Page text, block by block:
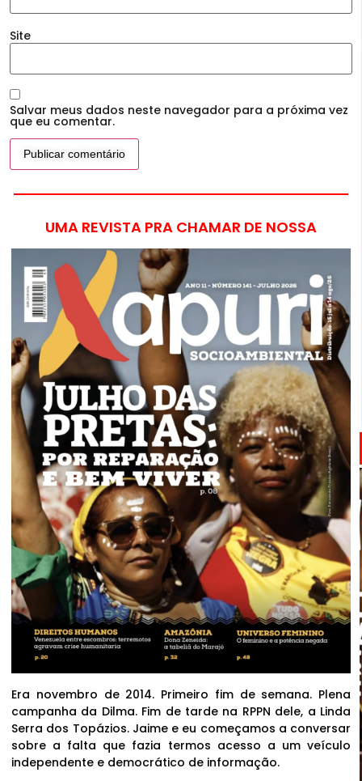
Site
Salvar meus dados neste navegador para a próxima vez
que eu comentar.
UMA REVISTA PRA CHAMAR DE NOSSA
Era novembro de 2014. Primeiro fim de semana. Plena
campanha da Dilma. Fim de tarde na RPPN dele, a Linda
Serra dos Topázios. Jaime e eu começamos a conversar
sobre a falta que fazia termos acesso a um veículo
independente e democrático de informação.